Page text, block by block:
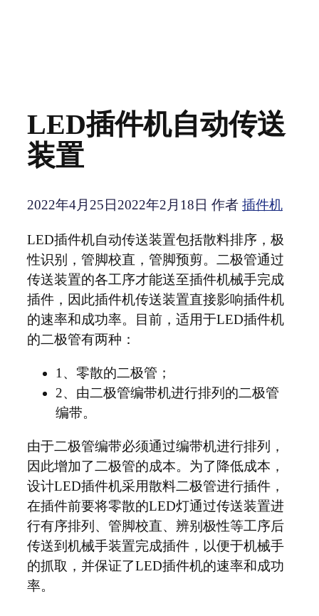
LED插件机自动传送
装置
2022年4月25日2022年2月18日 作者 插件机
LED插件机自动传送装置包括散料排序，极
性识别，管脚校直，管脚预剪。二极管通过
传送装置的各工序才能送至插件机械手完成
插件，因此插件机传送装置直接影响插件机
的速率和成功率。目前，适用于LED插件机
的二极管有两种：
1、零散的二极管；
2、由二极管编带机进行排列的二极管
编带。
由于二极管编带必须通过编带机进行排列，
因此增加了二极管的成本。为了降低成本，
设计LED插件机采用散料二极管进行插件，
在插件前要将零散的LED灯通过传送装置进
行有序排列、管脚校直、辨别极性等工序后
传送到机械手装置完成插件，以便于机械手
的抓取，并保证了LED插件机的速率和成功
率。